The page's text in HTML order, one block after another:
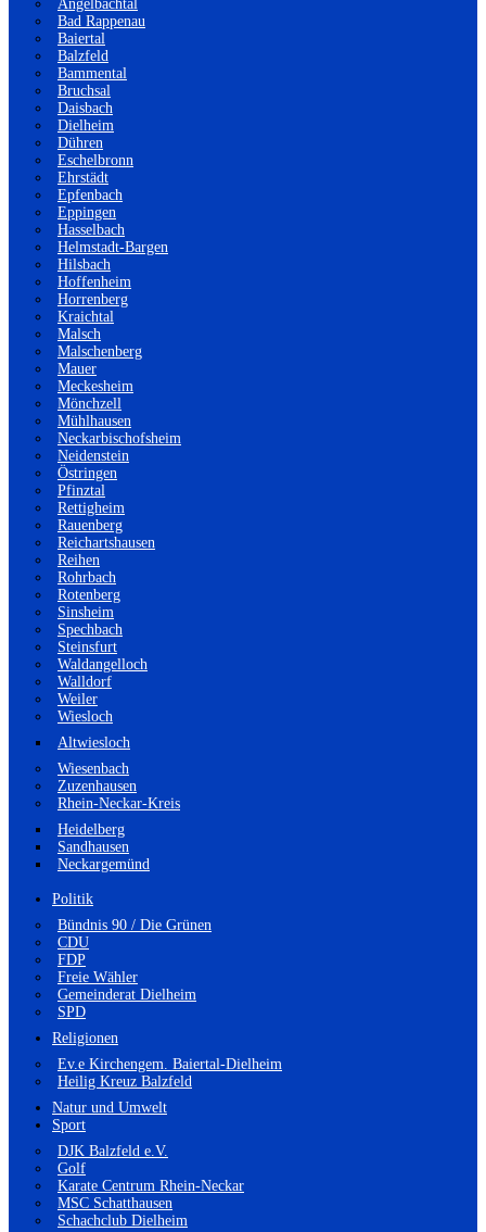
Angelbachtal
Bad Rappenau
Baiertal
Balzfeld
Bammental
Bruchsal
Daisbach
Dielheim
Dühren
Eschelbronn
Ehrstädt
Epfenbach
Eppingen
Hasselbach
Helmstadt-Bargen
Hilsbach
Hoffenheim
Horrenberg
Kraichtal
Malsch
Malschenberg
Mauer
Meckesheim
Mönchzell
Mühlhausen
Neckarbischofsheim
Neidenstein
Östringen
Pfinztal
Rettigheim
Rauenberg
Reichartshausen
Reihen
Rohrbach
Rotenberg
Sinsheim
Spechbach
Steinsfurt
Waldangelloch
Walldorf
Weiler
Wiesloch
Altwiesloch
Wiesenbach
Zuzenhausen
Rhein-Neckar-Kreis
Heidelberg
Sandhausen
Neckargemünd
Politik
Bündnis 90 / Die Grünen
CDU
FDP
Freie Wähler
Gemeinderat Dielheim
SPD
Religionen
Ev.e Kirchengem. Baiertal-Dielheim
Heilig Kreuz Balzfeld
Natur und Umwelt
Sport
DJK Balzfeld e.V.
Golf
Karate Centrum Rhein-Neckar
MSC Schatthausen
Schachclub Dielheim